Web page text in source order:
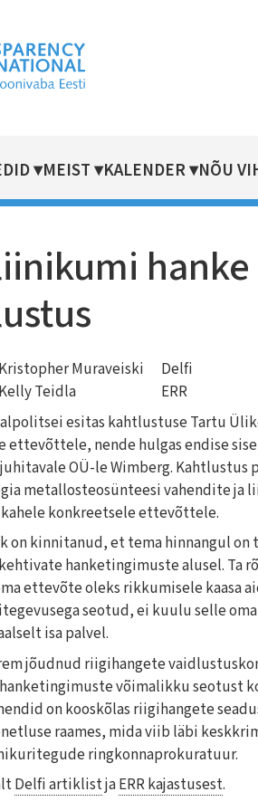
MEIST KALENDER NÕU
Kristopher Muraveiski
Kelly Teidla
Delfi
ERR
esitas kahtlustuse Tartu
ettevõttele, nende hulgas endise
OÜ-le Wimberg.
metallosteosünteesi vahendite ja
kahele konkreetsele ettevõttele.
on kinnitanud, et tema hinnangul
hanketingimuste alusel. Ta
ettevõte oleks rikkumisele kaasa
seotud, ei kuulu selle
isa palvel.
jõudnud riigihangete
võimalikku seotust
on kooskõlas riigihangete
raames, mida viib läbi
ringkonnaprokuratuur.
Delfi artiklistjaERR kajastusest.